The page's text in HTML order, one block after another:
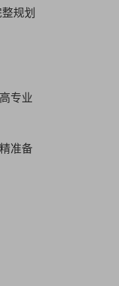
规划
专业
准备